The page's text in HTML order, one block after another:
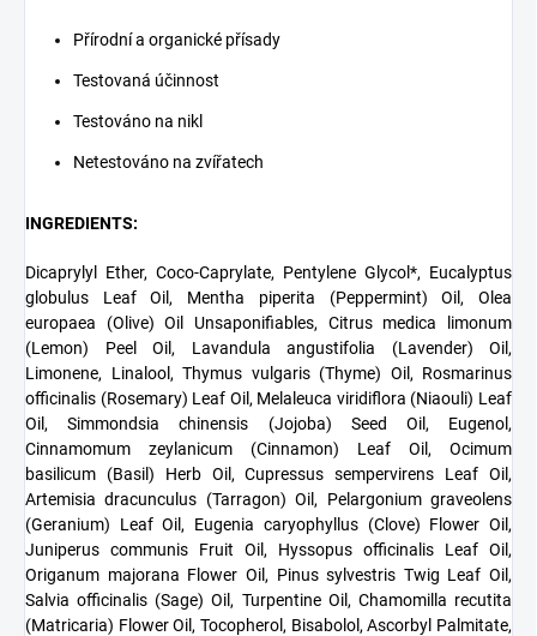
Přírodní a organické přísady
Testovaná účinnost
Testováno na nikl
Netestováno na zvířatech
INGREDIENTS:
Dicaprylyl Ether, Coco-Caprylate, Pentylene Glycol*, Eucalyptus
globulus Leaf Oil, Mentha piperita (Peppermint) Oil, Olea
europaea (Olive) Oil Unsaponifiables, Citrus medica limonum
(Lemon) Peel Oil, Lavandula angustifolia (Lavender) Oil,
Limonene, Linalool, Thymus vulgaris (Thyme) Oil, Rosmarinus
officinalis (Rosemary) Leaf Oil, Melaleuca viridiflora (Niaouli) Leaf
Oil, Simmondsia chinensis (Jojoba) Seed Oil, Eugenol,
Cinnamomum zeylanicum (Cinnamon) Leaf Oil, Ocimum
basilicum (Basil) Herb Oil, Cupressus sempervirens Leaf Oil,
Artemisia dracunculus (Tarragon) Oil, Pelargonium graveolens
(Geranium) Leaf Oil, Eugenia caryophyllus (Clove) Flower Oil,
Juniperus communis Fruit Oil, Hyssopus officinalis Leaf Oil,
Origanum majorana Flower Oil, Pinus sylvestris Twig Leaf Oil,
Salvia officinalis (Sage) Oil, Turpentine Oil, Chamomilla recutita
(Matricaria) Flower Oil, Tocopherol, Bisabolol, Ascorbyl Palmitate,